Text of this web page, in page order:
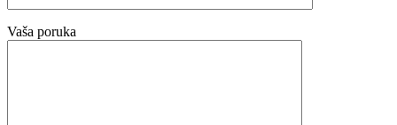
Vaša poruka